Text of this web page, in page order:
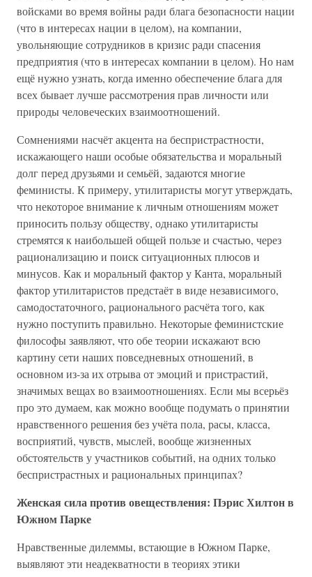
войсками во время войны ради блага безопасности нации
(что в интересах нации в целом), на компании,
увольняющие сотрудников в кризис ради спасения
предприятия (что в интересах компании в целом). Но нам
ещё нужно узнать, когда именно обеспечение блага для
всех бывает лучше рассмотрения прав личности или
природы человеческих взаимоотношений.
Сомнениями насчёт акцента на беспристрастности,
искажающего наши особые обязательства и моральный
долг перед друзьями и семьёй, задаются многие
феминисты. К примеру, утилитаристы могут утверждать,
что некоторое внимание к личным отношениям может
приносить пользу обществу, однако утилитаристы
стремятся к наибольшей общей пользе и счастью, через
рационализацию и поиск ситуационных плюсов и
минусов. Как и моральный фактор у Канта, моральный
фактор утилитаристов предстаёт в виде независимого,
самодостаточного, рационального расчёта того, как
нужно поступить правильно. Некоторые феминистские
философы заявляют, что обе теории искажают всю
картину сети наших повседневных отношений, в
основном из-за их отрыва от эмоций и пристрастий,
значимых вещах во взаимоотношениях. Если мы всерьёз
про это думаем, как можно вообще подумать о принятии
нравственного решения без учёта пола, расы, класса,
восприятий, чувств, мыслей, вообще жизненных
обстоятельств у участников событий, на одних только
беспристрастных и рациональных принципах?
Женская сила против овеществления: Пэрис Хилтон в
Южном Парке
Нравственные дилеммы, встающие в Южном Парке,
выявляют эти неадекватности в теориях этики